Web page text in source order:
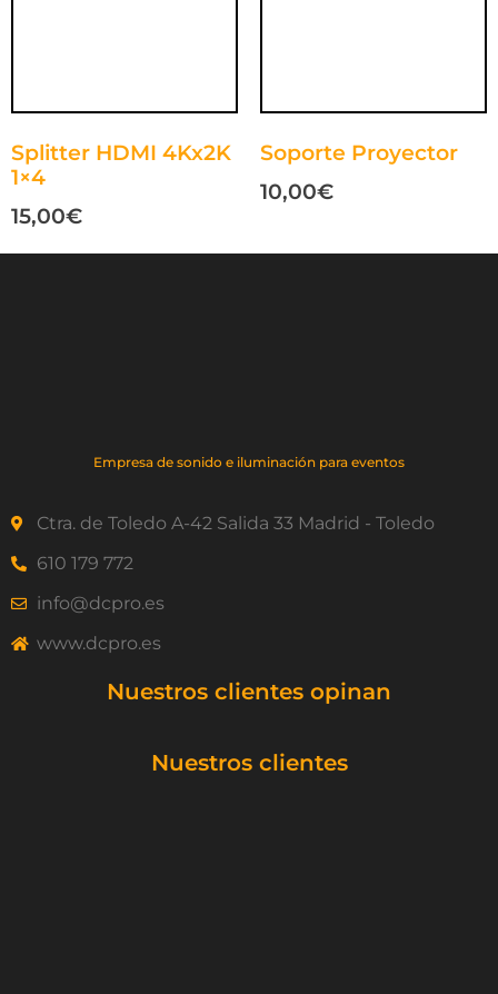
Splitter HDMI 4Kx2K
1×4
15,00€
Soporte Proyector
10,00€
Empresa de sonido e iluminación para eventos
Ctra. de Toledo A-42 Salida 33 Madrid - Toledo
610 179 772
info@dcpro.es
www.dcpro.es
Nuestros clientes opinan
Nuestros clientes